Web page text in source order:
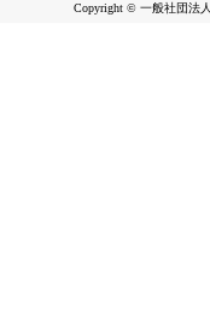
Copyright © 一般社団法